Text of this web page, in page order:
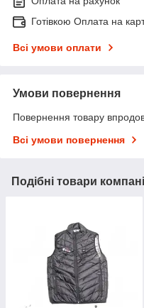
Готівкою Оплата на
Всі умови оплати
Умови повернення
Повернення товару
Всі умови повернення
Подібні товари